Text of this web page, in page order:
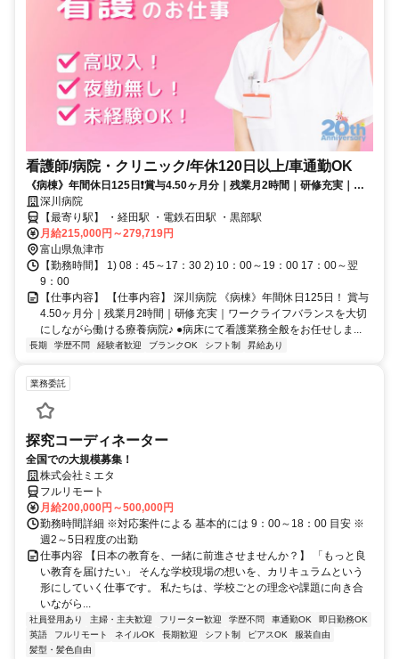
看護師/病院・クリニック/年休120日以上/車通勤OK
《病棟》年間休日125日❗️賞与4.50ヶ月分｜残業月2時間｜研修充実｜ワ
ークライフバランスを大切にしながら働ける療養病院✨
深川病院
【最寄り駅】 ・経田駅 ・電鉄石田駅 ・黒部駅
月給215,000円～279,719円
富山県魚津市
【勤務時間】 1) 08：45～17：30 2) 10：00～19：00 17：00～翌
9：00
【仕事内容】 【仕事内容】 深川病院 《病棟》年間休日125日！ 賞与
4.50ヶ月分｜残業月2時間｜研修充実｜ワークライフバランスを大切
にしながら働ける療養病院♪ ●病床にて看護業務全般をお任せしま...
長期 学歴不問 経験者歓迎 ブランクOK シフト制 昇給あり
業務委託
探究コーディネーター
全国での大規模募集！
株式会社ミエタ
フルリモート
月給200,000円～500,000円
勤務時間詳細 ※対応案件による 基本的には 9：00～18：00 目安 ※
週2～5日程度の出勤
仕事内容 【日本の教育を、一緒に前進させませんか？】 「もっと良
い教育を届けたい」 そんな学校現場の想いを、カリキュラムという
形にしていく仕事です。 私たちは、学校ごとの理念や課題に向き合
いながら...
社員登用あり 主婦・主夫歓迎 フリーター歓迎 学歴不問 車通勤OK
即日勤務OK
英語
フルリモート ネイルOK 長期歓迎 シフト制 ピアスOK
服装自由
髪型・髪色自由